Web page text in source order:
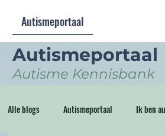
Autismeportaal
Autismeportaal
Autisme Kennisbank
Alle blogs Autismeportaal Ik ben